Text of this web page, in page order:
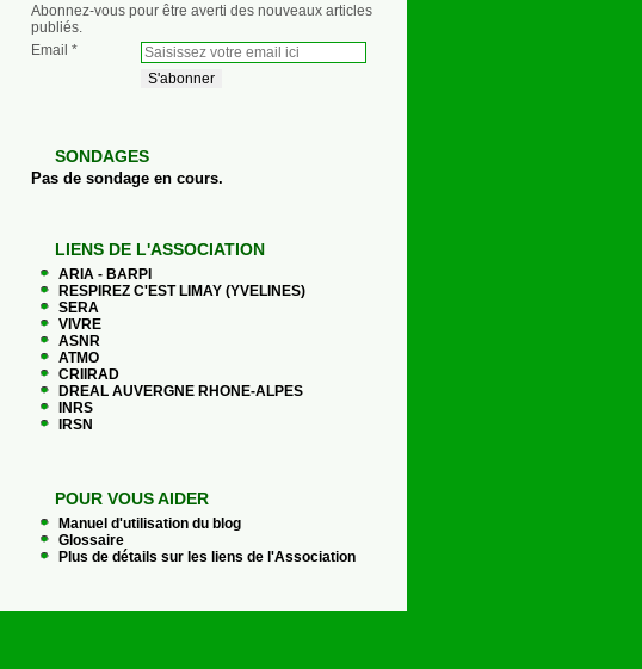
Abonnez-vous pour être averti des nouveaux articles
publiés.
Email
SONDAGES
Pas de sondage en cours.
LIENS DE L'ASSOCIATION
ARIA - BARPI
RESPIREZ C'EST LIMAY (YVELINES)
SERA
VIVRE
ASNR
ATMO
CRIIRAD
DREAL AUVERGNE RHONE-ALPES
INRS
IRSN
POUR VOUS AIDER
Manuel d'utilisation du blog
Glossaire
Plus de détails sur les liens de l'Association